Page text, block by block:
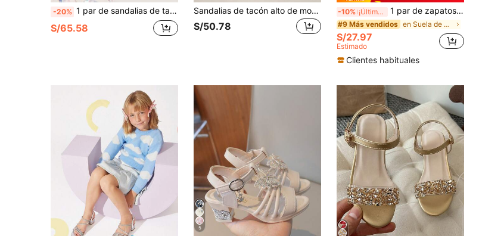
-20% 1 par de sandalias de tacón grueso cómodas para niños con tacón alto plateado y cristales brillantes de rhinestone, adecuadas para primavera, verano y otoño
S/65.58
Sandalias de tacón alto de moda para niños en verano, sandalias casuales de una sola pieza, nuevas y elegantes de estilo minimalista y estético, adecuadas para el ocio, las vacaciones y los viajes
S/50.78
-10% ¡Últimos 3 días 1 par de zapatos de princesa de moda para niñas pequeñas, sandalias de suela blanda con rhinestones y moño, bailarinas con brillo, adecuadas para niñas pequeñas
#9 Más vendidos en Suela de goma antideslizante Sandalias planas p
S/27.97
Estimado
Clientes habituales
5